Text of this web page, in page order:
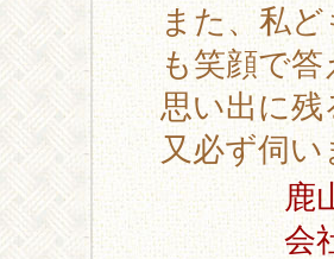
また、私
も笑顔で
思い出に残
又必ず伺
鹿
会